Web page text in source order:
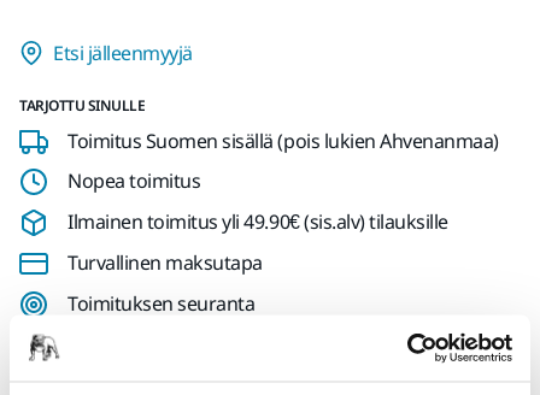
Etsi jälleenmyyjä
TARJOTTU SINULLE
Toimitus Suomen sisällä (pois lukien Ahvenanmaa)
Nopea toimitus
Ilmainen toimitus yli 49.90€ (sis.alv) tilauksille
Turvallinen maksutapa
Toimituksen seuranta
Tee palautus helposti osoitteessa www.mirka.com/fi-